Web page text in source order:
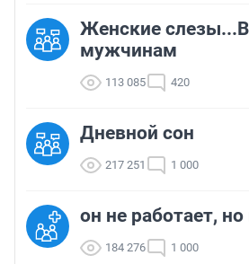
Женские
мужчинам
113 085 420
Дневной сон
217 251 1 000
он не работает, но
184 276 1 000